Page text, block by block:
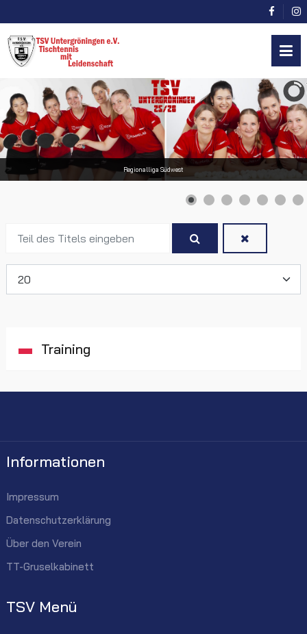
Regionalliga Südwest
des
eingeben
Training
Informationen
Impressum
Datenschutzerklärung
Über den Verein
TT-Gruselkabinett
TSV Menü